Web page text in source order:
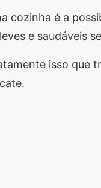
cozinha é a
e saudáveis
isso que